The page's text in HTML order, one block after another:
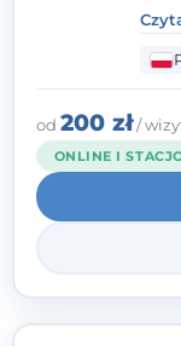
od 200 zł/
ONLINE I